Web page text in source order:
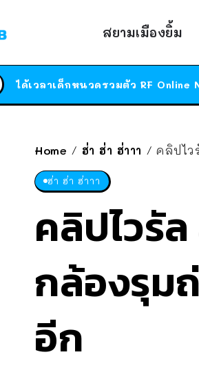
สยามเมืองยิ้ม
Home / ฮ่า ฮ่า ฮ่าาา / คลิปไว
ฮ่า ฮ่า ฮ่าาา
คลิปไวรั
กล้องรุม
อีก